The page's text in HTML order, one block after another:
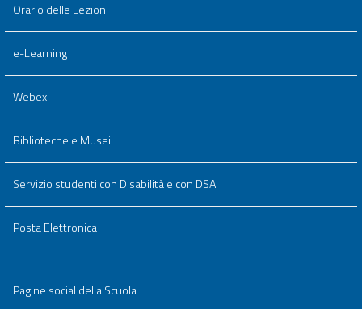
Orario delle Lezioni
e-Learning
Webex
Biblioteche e Musei
Servizio studenti con Disabilità e con DSA
Posta Elettronica
Pagine social della Scuola